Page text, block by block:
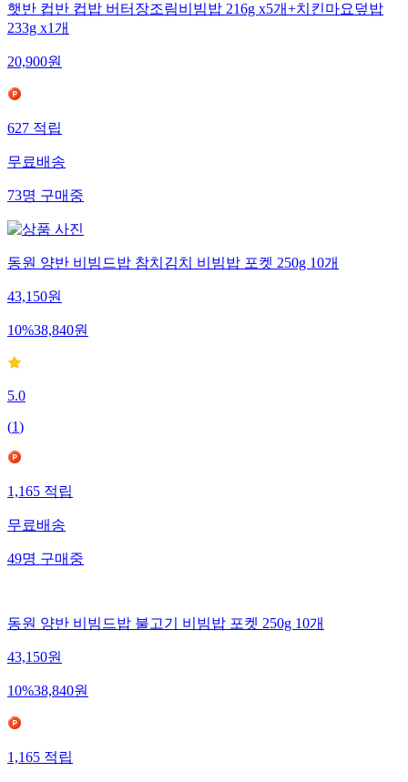
햇반 컵반 컵밥 버터장조림비빔밥 216g x5개+치킨마요덮밥
233g x1개
20,900원
627 적립
무료배송
73명 구매중
동원 양반 비빔드밥 참치김치 비빔밥 포켓 250g 10개
43,150원
10%38,840원
5.0
(1)
1,165 적립
무료배송
49명 구매중
동원 양반 비빔드밥 불고기 비빔밥 포켓 250g 10개
43,150원
10%38,840원
1,165 적립